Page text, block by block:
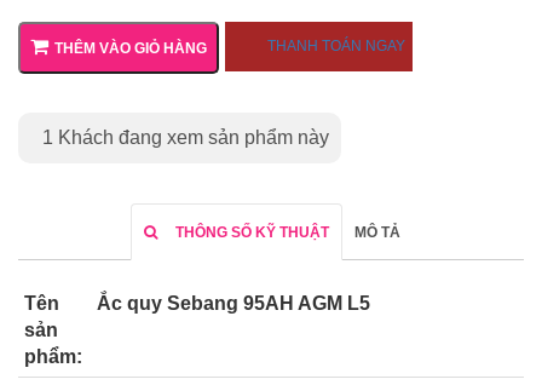
THÊM VÀO GIỎ HÀNG THANH TOÁN NGAY
1 Khách đang xem sản phẩm này
THÔNG SỐ KỸ THUẬT MÔ TẢ
Tên
sản
phẩm:
Ắc quy Sebang 95AH AGM L5